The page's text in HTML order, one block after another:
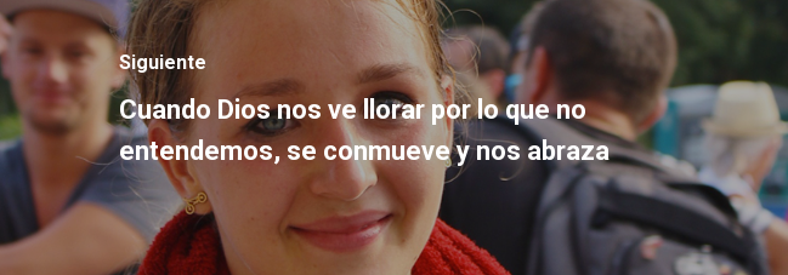
Siguiente
Cuando Dios nos ve llorar por lo que no
entendemos, se conmueve y nos abraza